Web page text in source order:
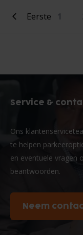
Eerste 1
Service &
Ons
te helpen
en eventuele vragen
beantwoorden.
Neem